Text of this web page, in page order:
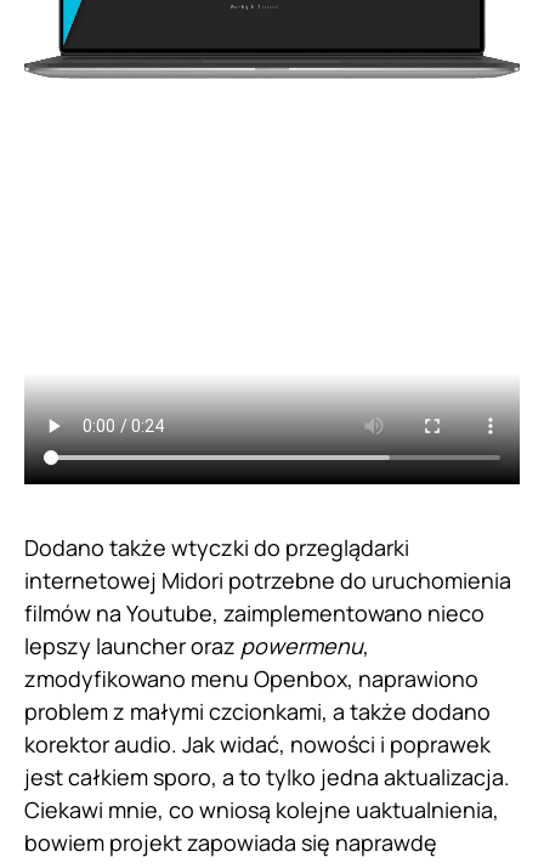
Dodano także wtyczki do przeglądarki
internetowej Midori potrzebne do uruchomienia
filmów na Youtube, zaimplementowano nieco
lepszy launcher oraz powermenu,
zmodyfikowano menu Openbox, naprawiono
problem z małymi czcionkami, a także dodano
korektor audio. Jak widać, nowości i poprawek
jest całkiem sporo, a to tylko jedna aktualizacja.
Ciekawi mnie, co wniosą kolejne uaktualnienia,
bowiem projekt zapowiada się naprawdę